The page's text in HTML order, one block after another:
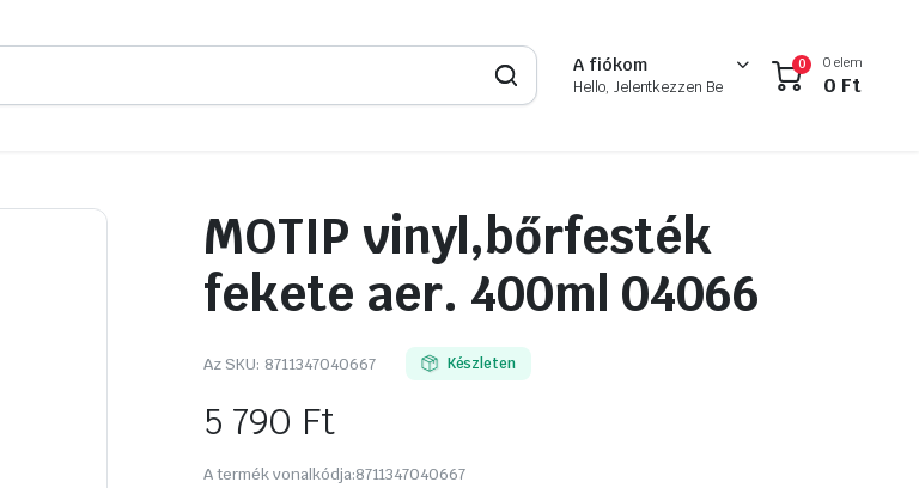
A fiókom
Hello, Jelentkezzen Be
0 0 elem
0 Ft
MOTIP vinyl,bőrfesték
fekete aer. 400ml 04066
Az SKU: 8711347040667 Készleten
5 790 Ft
A termék vonalkódja:8711347040667